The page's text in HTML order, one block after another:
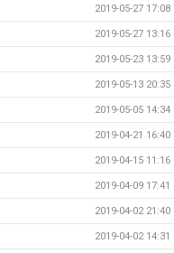
2019-05-27 17:08
2019-05-27 13:16
2019-05-23 13:59
2019-05-13 20:35
2019-05-05 14:34
2019-04-21 16:40
2019-04-15 11:16
2019-04-09 17:41
2019-04-02 21:40
2019-04-02 14:31